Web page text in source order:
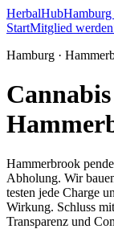
HerbalHubHamburg
StartMitglied werden
Hamburg ·
Hammerbrook
Abholung. Wir
testen jede Charge
Wirkung. Schluss
Transparenz und